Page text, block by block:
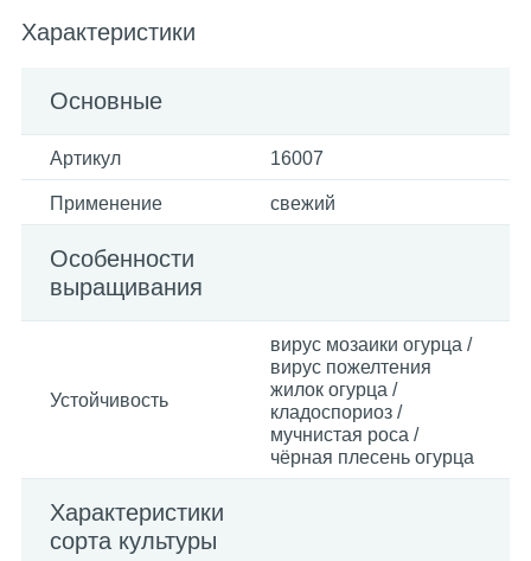
Характеристики
Основные
Артикул 16007
Применение свежий
Особенности
выращивания
Устойчивость
вирус мозаики огурца /
вирус пожелтения
жилок огурца /
кладоспориоз /
мучнистая роса /
чёрная плесень огурца
Характеристики
сорта культуры